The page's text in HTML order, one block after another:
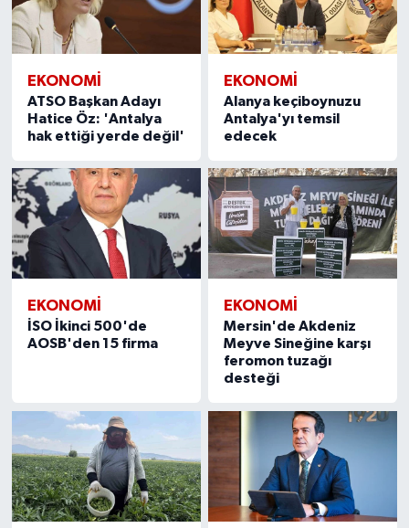
EKONOMİ
ATSO Başkan Adayı
Hatice Öz: 'Antalya
hak ettiği yerde değil'
EKONOMİ
Alanya keçiboynuzu
Antalya'yı temsil
edecek
EKONOMİ
İSO İkinci 500'de
AOSB'den 15 firma
EKONOMİ
Mersin'de Akdeniz
Meyve Sineğine karşı
feromon tuzağı
desteği